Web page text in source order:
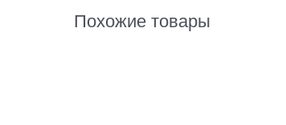
Похожие товары